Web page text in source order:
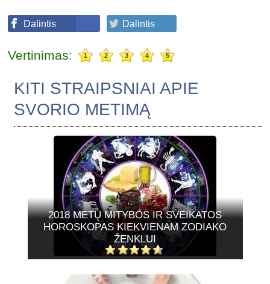
Dalintis Dalintis
Vertinimas: 1 2 3 4 5
KITI STRAIPSNIAI APIE
SVORIO METIMĄ
2018 METŲ MITYBOS IR SVEIKATOS
HOROSKOPAS KIEKVIENAM ZODIAKO
ŽENKLUI